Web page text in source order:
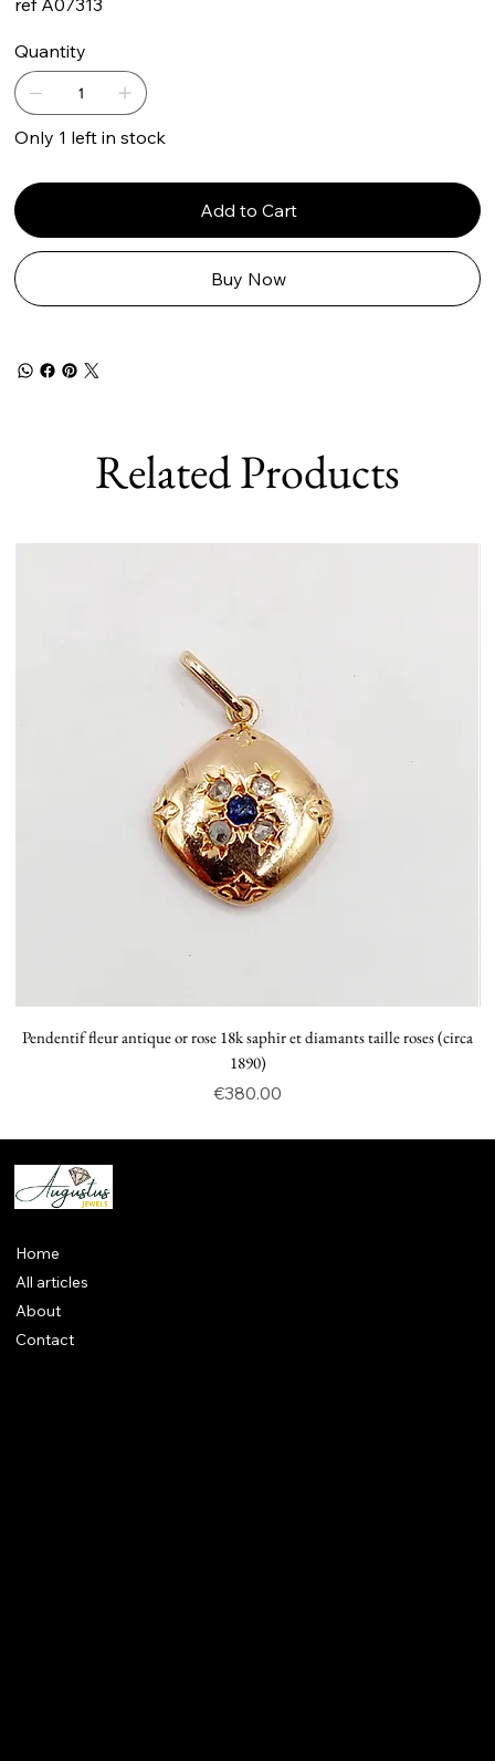
Quantity
Only 1 left in stock
Add to Cart
Buy Now
Related Products
Pendentif fleur antique or rose 18k saphir et diamants taille roses (circa
1890)
Price
€380.00
Home
All articles
About
Contact